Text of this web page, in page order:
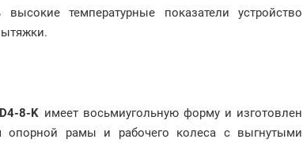
температурные показатели устройство
8-K имеет восьмиугольную форму и изготовлен
опорной рамы и рабочего колеса с выгнутыми